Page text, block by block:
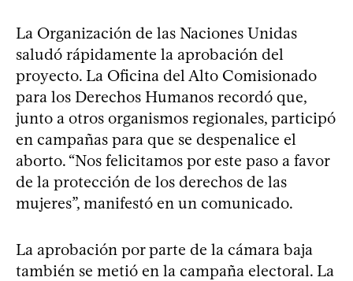
La Organización de las Naciones Unidas
saludó rápidamente la aprobación del
proyecto. La Oficina del Alto Comisionado
para los Derechos Humanos recordó que,
junto a otros organismos regionales, participó
en campañas para que se despenalice el
aborto. “Nos felicitamos por este paso a favor
de la protección de los derechos de las
mujeres”, manifestó en un comunicado.
La aprobación por parte de la cámara baja
también se metió en la campaña electoral. La